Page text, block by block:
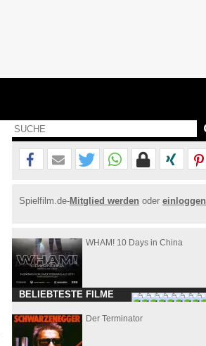
Spielfilm.de-Mitglied werden oder einloggen
WHAM! 10 Days in China
BELIEBTESTE FILME
Der Terminator